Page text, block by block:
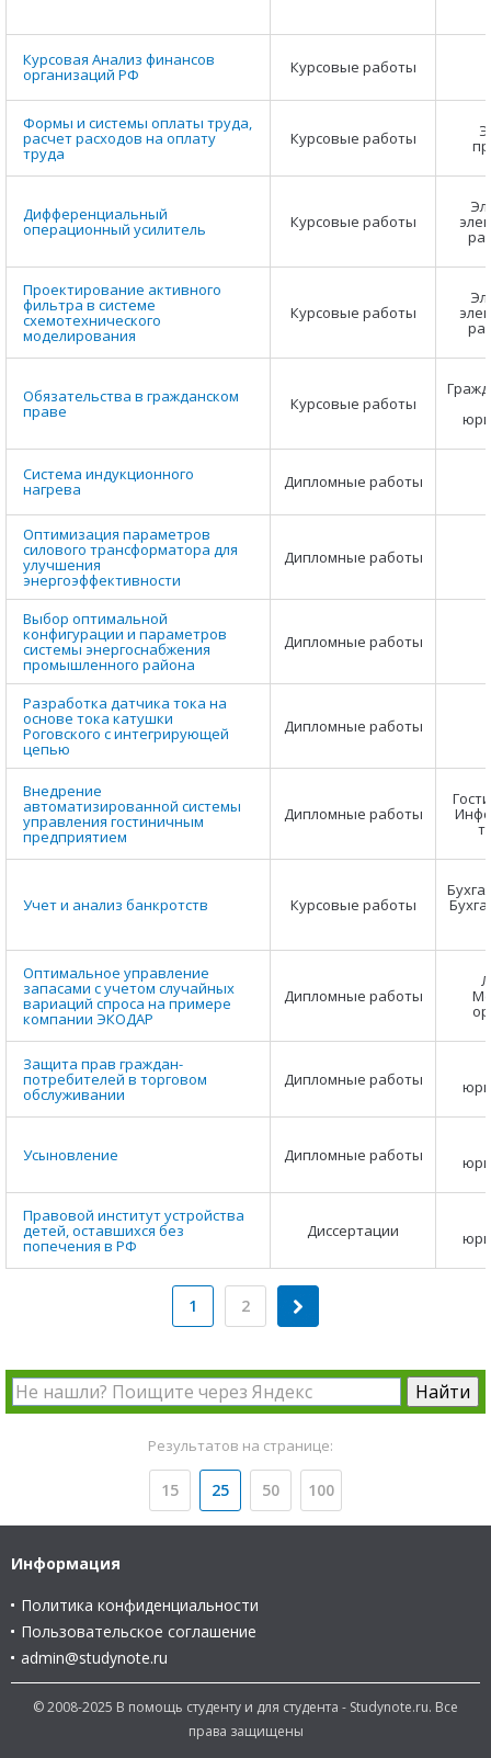
Курсовая Анализ финансов
организаций РФ Курсовые работы
Формы и системы оплаты труда,
расчет расходов на оплату
труда
Курсовые работы
Дифференциальный
операционный усилитель Курсовые работы
Проектирование активного
фильтра в системе
схемотехнического
моделирования
Курсовые работы
Обязательства в гражданском
праве Курсовые работы
Система индукционного
нагрева Дипломные работы
Оптимизация параметров
силового трансформатора для
улучшения
энергоэффективности
Дипломные работы
Выбор оптимальной
конфигурации и параметров
системы энергоснабжения
промышленного района
Дипломные работы
Разработка датчика тока на
основе тока катушки
Роговского с интегрирующей
цепью
Дипломные работы
Внедрение
автоматизированной системы
управления гостиничным
предприятием
Дипломные работы
Учет и анализ банкротств Курсовые работы
Оптимальное управление
запасами с учетом случайных
вариаций спроса на примере
компании ЭКОДАР
Дипломные работы
Защита прав граждан-
потребителей в торговом
обслуживании
Дипломные работы
Усыновление Дипломные работы
Правовой институт устройства
детей, оставшихся без
попечения в РФ
Диссертации
1 2
Результатов на странице:
15 25 50 100
Информация
Политика конфиденциальности
Пользовательское соглашение
admin@studynote.ru
© 2008-2025 В помощь студенту и для студента - Studynote.ru. Все
права защищены